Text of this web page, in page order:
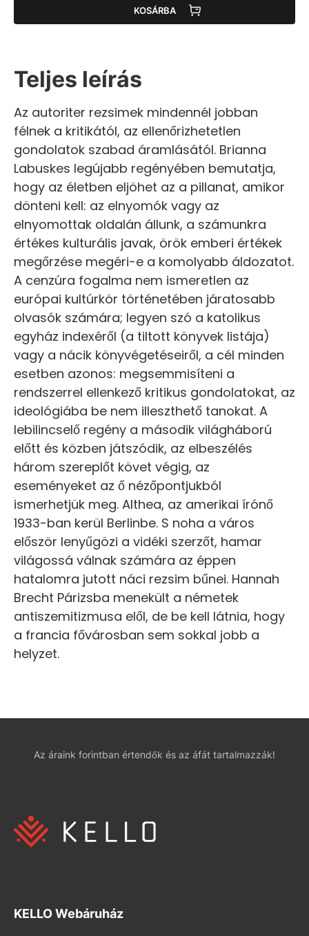
KOSÁRBA
Teljes leírás
Az autoriter rezsimek mindennél jobban
félnek a kritikától, az ellenőrizhetetlen
gondolatok szabad áramlásától. Brianna
Labuskes legújabb regényében bemutatja,
hogy az életben eljöhet az a pillanat, amikor
dönteni kell: az elnyomók vagy az
elnyomottak oldalán állunk, a számunkra
értékes kulturális javak, örök emberi értékek
megőrzése megéri-e a komolyabb áldozatot.
A cenzúra fogalma nem ismeretlen az
európai kultúrkör történetében járatosabb
olvasók számára; legyen szó a katolikus
egyház indexéről (a tiltott könyvek listája)
vagy a nácik könyvégetéseiről, a cél minden
esetben azonos: megsemmisíteni a
rendszerrel ellenkező kritikus gondolatokat, az
ideológiába be nem illeszthető tanokat. A
lebilincselő regény a második világháború
előtt és közben játszódik, az elbeszélés
három szereplőt követ végig, az
eseményeket az ő nézőpontjukból
ismerhetjük meg. Althea, az amerikai írónő
1933-ban kerül Berlinbe. S noha a város
először lenyűgözi a vidéki szerzőt, hamar
világossá válnak számára az éppen
hatalomra jutott náci rezsim bűnei. Hannah
Brecht Párizsba menekült a németek
antiszemitizmusa elől, de be kell látnia, hogy
a francia fővárosban sem sokkal jobb a
helyzet.
Az áraink forintban értendők és az áfát tartalmazzák!
KELLO Webáruház